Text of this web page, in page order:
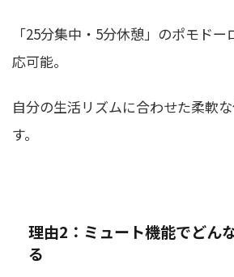
「25分集中・5分休憩」のポモド
応可能。
自分の生活リズムに合わせた柔軟
す。
理由2：ミュート機能でどん
る